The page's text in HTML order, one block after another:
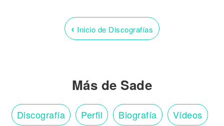
‹ Inicio de Discografías
Más de Sade
Discografía Perfil Biografía Vídeos